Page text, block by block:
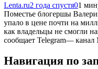
Lenta.ru2 года спустя01
Поместье блогершы
упало в цене почти на
как владельцы не смогли
сообщает Telegram— канал
Навигация по